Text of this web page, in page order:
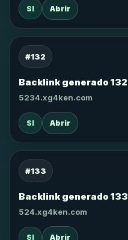
SI Abrir
#132
Backlink generado 132
5234.xg4ken.com
SI Abrir
#133
Backlink generado 133
524.xg4ken.com
SI Abrir